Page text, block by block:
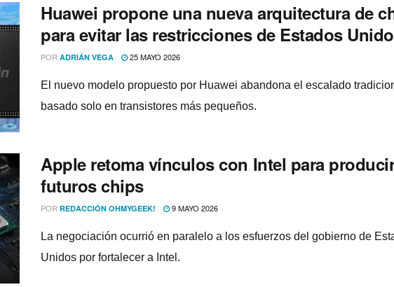
Huawei propone una nueva arquitectura de
para evitar las restricciones de Estados
POR ADRIÁN VEGA 25 MAYO 2026
El nuevo modelo propuesto por Huawei abandona el escalado
basado solo en transistores más pequeños.
Apple retoma vínculos con Intel para
futuros chips
POR REDACCIÓN OHMYGEEK! 9 MAYO 2026
La negociación ocurrió en paralelo a los esfuerzos del gobierno de
Unidos por fortalecer a Intel.